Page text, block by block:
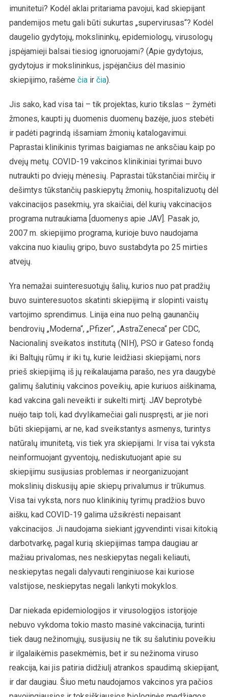
imunitetui? Kodėl aklai pritariama pavojui, kad skiepijant
pandemijos metu gali būti sukurtas „supervirusas“? Kodėl
daugelio gydytojų, mokslininkų, epidemiologų, virusologų
įspėjamieji balsai tiesiog ignoruojami? (Apie gydytojus,
gydytojus ir mokslininkus, įspėjančius dėl masinio
skiepijimo, rašėme čiair čia).
Jis sako, kad visa tai – tik projektas, kurio tikslas – žymėti
žmones, kaupti jų duomenis duomenų bazėje, juos stebėti
ir padėti pagrindą išsamiam žmonių katalogavimui.
Paprastai klinikinis tyrimas baigiamas ne anksčiau kaip po
dvejų metų. COVID-19 vakcinos klinikiniai tyrimai buvo
nutraukti po dviejų mėnesių. Paprastai tūkstančiai mirčių ir
dešimtys tūkstančių paskiepytų žmonių, hospitalizuotų dėl
vakcinacijos pasekmių, yra skaičiai, dėl kurių vakcinacijos
programa nutraukiama [duomenys apie JAV]. Pasak jo,
2007 m. skiepijimo programa, kurioje buvo naudojama
vakcina nuo kiaulių gripo, buvo sustabdyta po 25 mirties
atvejų.
Yra nemažai suinteresuotųjų šalių, kurios nuo pat pradžių
buvo suinteresuotos skatinti skiepijimą ir slopinti vaistų
vartojimo sprendimus. Linija eina nuo pelną gaunančių
bendrovių „Moderna“, „Pfizer“, „AstraZeneca“ per CDC,
Nacionalinį sveikatos institutą (NIH), PSO ir Gateso fondą
iki Baltųjų rūmų ir iki tų, kurie leidžiasi skiepijami, nors
prieš skiepijimą iš jų reikalaujama parašo, nes yra daugybė
galimų šalutinių vakcinos poveikių, apie kuriuos aiškinama,
kad vakcina gali neveikti ir sukelti mirtį. JAV beprotybė
nuėjo taip toli, kad dvylikamečiai gali nuspręsti, ar jie nori
būti skiepijami, ar ne, kad sveikstantys asmenys, turintys
natūralų imunitetą, vis tiek yra skiepijami. Ir visa tai vyksta
neinformuojant gyventojų, nediskutuojant apie su
skiepijimu susijusias problemas ir neorganizuojant
mokslinių diskusijų apie skiepų privalumus ir trūkumus.
Visa tai vyksta, nors nuo klinikinių tyrimų pradžios buvo
aišku, kad COVID-19 galima užsikrėsti nepaisant
vakcinacijos. Ji naudojama siekiant įgyvendinti visai kitokią
darbotvarkę, pagal kurią skiepijimas tampa daugiau ar
mažiau privalomas, nes neskiepytas negali keliauti,
neskiepytas negali dalyvauti renginiuose kai kuriose
valstijose, neskiepytas negali lankyti mokyklos.
Dar niekada epidemiologijos ir virusologijos istorijoje
nebuvo vykdoma tokio masto masinė vakcinacija, turinti
tiek daug nežinomųjų, susijusių ne tik su šalutiniu poveikiu
ir ilgalaikėmis pasekmėmis, bet ir su nežinoma viruso
reakcija, kai jis patiria didžiulį atrankos spaudimą skiepijant,
ir dar daugiau. Šiuo metu naudojamos vakcinos yra pačios